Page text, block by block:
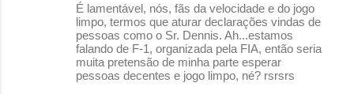
É lamentável, nós, fãs da velocidade e do jogo
limpo, termos que aturar declarações vindas de
pessoas como o Sr. Dennis. Ah...estamos
falando de F-1, organizada pela FIA, então seria
muita pretensão de minha parte esperar
pessoas decentes e jogo limpo, né? rsrsrs